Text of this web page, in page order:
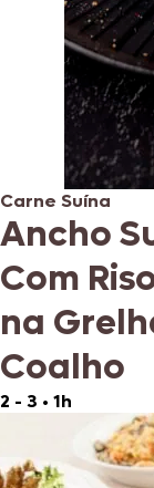
Carne Suína
Ancho
Com
na
Coalho
2 - 3 • 1h